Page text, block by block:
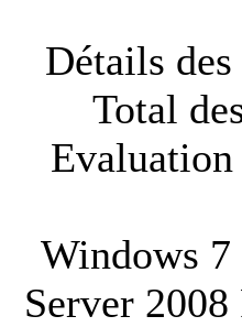
Détails
Total
Windows
Server